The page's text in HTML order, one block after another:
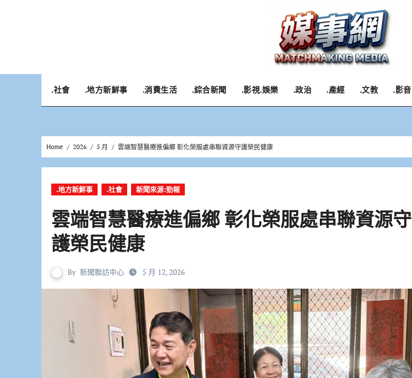
.社會 .地方新鮮事 .消費生活 .綜合新聞 .影視.娛樂 .政治 .產經 .文教 .影音
Home 2026 5 月 雲端智慧醫療進偏鄉 彰化榮服處串聯資源守護榮民健康
.地方新鮮事 .社會 新聞來源:勁報
雲端智慧醫療進偏鄉 彰化榮服處串聯資源守
護榮民健康
By 新聞聯訪中心 5 月 12, 2026